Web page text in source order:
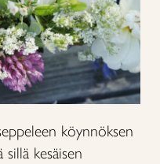
köynnöksen
kesäisen